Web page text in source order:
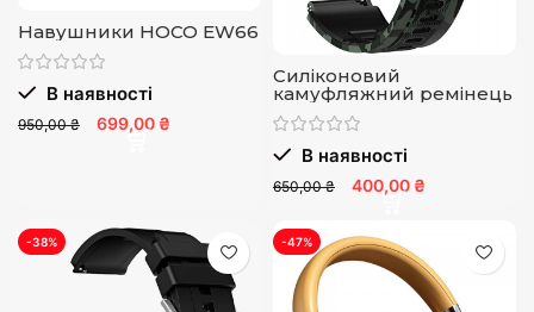
Навушники HOCO EW66
В наявності
950,00 ₴ 699,00 ₴
Силіконовий
камуфляжний ремінець
В наявності
650,00 ₴ 400,00 ₴
-38% -47%